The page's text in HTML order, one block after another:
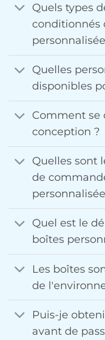
Quels types
conditionnés
Quelles
disponibles
Comment se
conception ?
Quelles sont
de
Quel est le
boîtes
Les boîtes
de
Puis-je
avant de